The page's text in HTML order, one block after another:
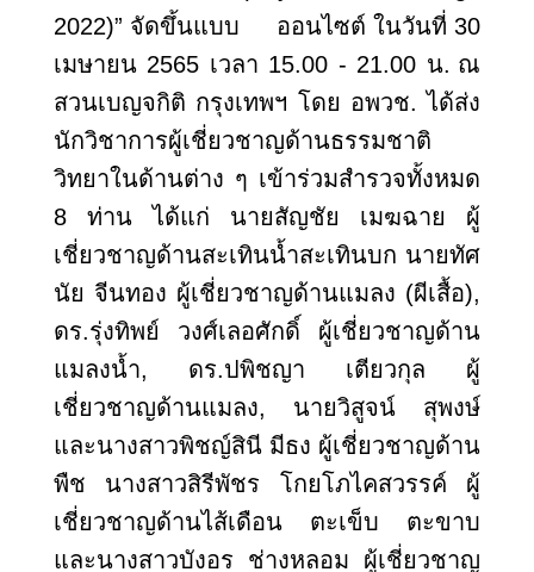
2022)” จัดขึ้นแบบ ออนไซต์ ในวันที่ 30
เมษายน 2565 เวลา 15.00 - 21.00 น. ณ
สวนเบญจกิติ กรุงเทพฯ โดย อพวช. ได้ส่ง
นักวิชาการผู้เชี่ยวชาญด้านธรรมชาติ
วิทยาในด้านต่าง ๆ เข้าร่วมสำรวจทั้งหมด
8 ท่าน ได้แก่ นายสัญชัย เมฆฉาย ผู้
เชี่ยวชาญด้านสะเทินน้ำสะเทินบก นายทัศ
นัย จีนทอง ผู้เชี่ยวชาญด้านแมลง (ผีเสื้อ),
ดร.รุ่งทิพย์ วงศ์เลอศักดิ์ ผู้เชี่ยวชาญด้าน
แมลงน้ำ, ดร.ปพิชญา เตียวกุล ผู้
เชี่ยวชาญด้านแมลง, นายวิสูจน์ สุพงษ์
และนางสาวพิชญ์สินี มีธง ผู้เชี่ยวชาญด้าน
พืช นางสาวสิรีพัชร โกยโภไคสวรรค์ ผู้
เชี่ยวชาญด้านไส้เดือน ตะเข็บ ตะขาบ
และนางสาวบังอร ช่างหลอม ผู้เชี่ยวชาญ